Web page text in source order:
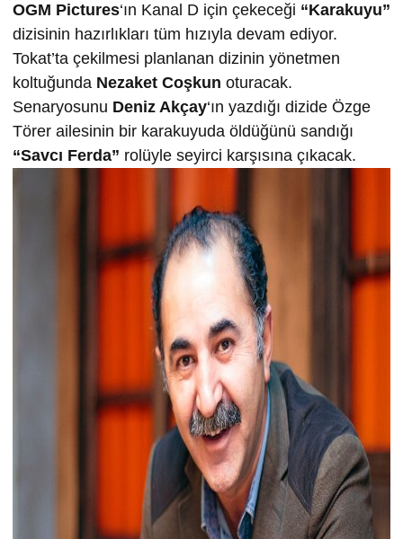
OGM Pictures‘ın Kanal D için çekeceği “Karakuyu”
dizisinin hazırlıkları tüm hızıyla devam ediyor.
Tokat’ta çekilmesi planlanan dizinin yönetmen
koltuğunda Nezaket Coşkun oturacak.
Senaryosunu Deniz Akçay‘ın yazdığı dizide Özge
Törer ailesinin bir karakuyuda öldüğünü sandığı
“Savcı Ferda” rolüyle seyirci karşısına çıkacak.